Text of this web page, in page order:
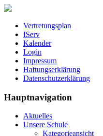
Vertretungsplan
IServ
Kalender
Login
Impressum
Haftungserklärung
Datenschutzerklärung
Hauptnavigation
Aktuelles
Unsere Schule
Kategorieansicht